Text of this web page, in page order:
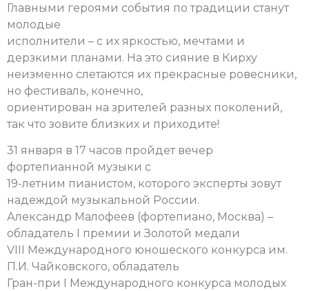
Главными героями события по традиции станут
молодые
исполнители – с их яркостью, мечтами и
дерзкими планами. На это сияние в Кирху
неизменно слетаются их прекрасные ровесники,
но фестиваль, конечно,
ориентирован на зрителей разных поколений,
так что зовите близких и приходите!
31 января в 17 часов пройдет вечер
фортепианной музыки с
19-летним пианистом, которого эксперты зовут
надеждой музыкальной России.
Александр Малофеев (фортепиано, Москва) –
обладатель I премии и Золотой медали
VIII Международного юношеского конкурса им.
П.И. Чайковского, обладатель
Гран-при I Международного конкурса молодых